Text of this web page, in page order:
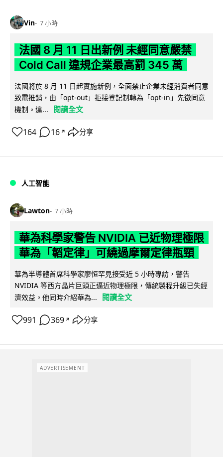
Vin 7 小時
法國 8 月 11 日出新例 未經同意嚴禁
Cold Call 違規企業最高罰 345 萬
法國將於 8 月 11 日起實施新例，全面禁止企業未經消費者同意
致電推銷，由「opt-out」拒接登記制轉為「opt-in」先徵同意
機制。違...
閱讀全文
164 16 ↗ 分享
人工智能
Lawton 7 小時
華為科學家警告 NVIDIA 已近物理極限
華為「韜定律」可繞過摩爾定律瓶頸
華為半導體首席科學家廖恒罕見接受近 5 小時專訪，警告
NVIDIA 等西方晶片巨頭正逼近物理極限，傳統製程升級已失經
濟效益。他同時介紹華為...
閱讀全文
991 369 ↗ 分享
ADVERTISEMENT